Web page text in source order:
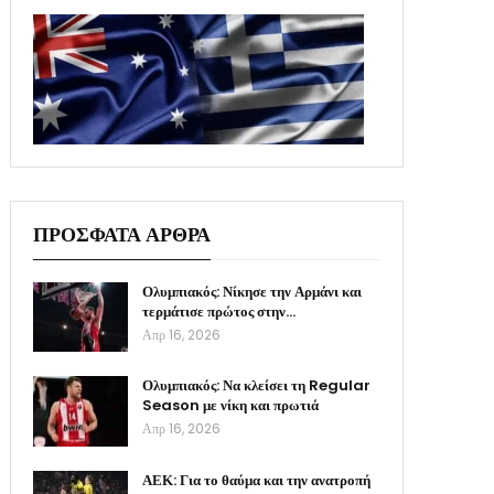
ΠΡΟΣΦΑΤΑ ΑΡΘΡΑ
Ολυμπιακός: Νίκησε την Αρμάνι και
τερμάτισε πρώτος στην…
Απρ 16, 2026
Ολυμπιακός: Να κλείσει τη Regular
Season με νίκη και πρωτιά
Απρ 16, 2026
ΑΕΚ: Για το θαύμα και την ανατροπή